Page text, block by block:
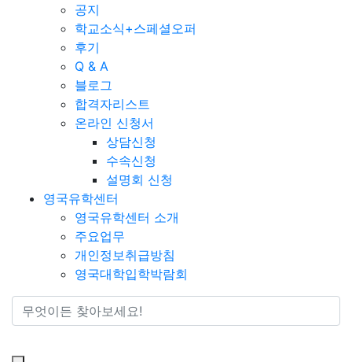
공지
학교소식+스페셜오퍼
후기
Q & A
블로그
합격자리스트
온라인 신청서
상담신청
수속신청
설명회 신청
영국유학센터
영국유학센터 소개
주요업무
개인정보취급방침
영국대학입학박람회
통합검색